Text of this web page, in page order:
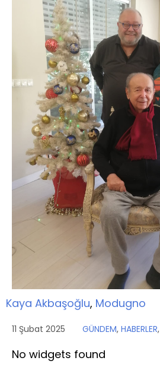
Kaya Akbaşoğlu, Modugno
11 Şubat 2025 GÜNDEM, HABERLER,
No widgets found